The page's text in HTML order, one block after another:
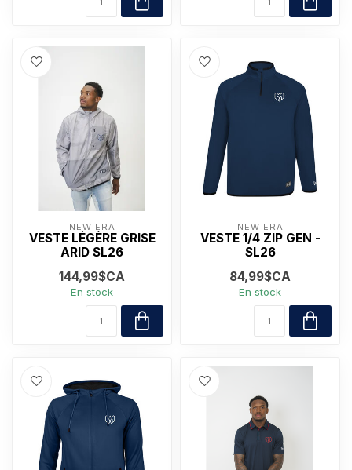
NEW ERA
VESTE LÉGÈRE GRISE
ARID SL26
144,99$CA
En stock
NEW ERA
VESTE 1/4 ZIP GEN -
SL26
84,99$CA
En stock